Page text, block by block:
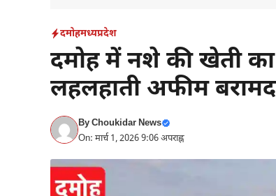
दमोहमध्यप्रदेश
दमोह में नशे की खेती
लहलहाती अफीम
ByChoukidar News
On: मार्च 1, 2026 9:06 अपराह्न